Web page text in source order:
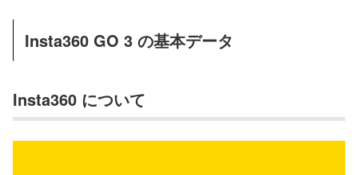
Insta360 GO 3 の基本データ
Insta360 について